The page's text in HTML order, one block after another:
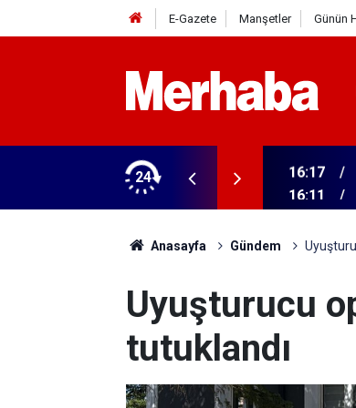
E-Gazete Manşetler Günün
24 16:11
Anasayfa Gündem
Uyuşturucu
tutuklandı